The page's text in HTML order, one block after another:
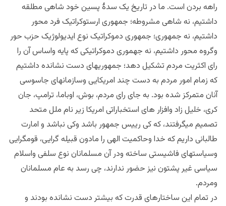
راهه بردن است. ما در تاریخ یک سدۀ پسین خود شاهی مطلقه
داشتیم، نه شاهی مشروطه؛ جمهوری ارستوکراتیک فرد محور
داشتیم، نه جمهوری؛ جمهوری دموکراتیک نوع ایدیولوژیک حزب حور
وگروه محور داشتیم، نه جهموری دموکراتیکی که پایه واساس آن را
رای اکثریت مردم تشکیل دهد؛ جمهوریهای دست نشانده داشتیم
که زمام امور مردم به دست چند امریکایی وسازمانهای جاسوسی
آنان متمرکز شده بود. به جای رای مردم، بوش، اوباما، ترامپ، جان
کری، خلیل زاد وافزار های استخباراتی امریکا زیر نام ملل متحد
تصمیم میگرفتند، که کی رییس جمهور باشد وکی نباشد و امارت
طالبانی داریم که خدا وحاکمیت الهی را مادون قبیله گرایی، قومگرایی
وسیاستهای فاشیستی ساخته ودر آن مسلمانان نوع سلفی واسلام
سیاسی غیر پشتون نیز حضور ندارند، چی رسد به عام مسلمانان
ومردم.
در تمام این ساختارهای قدرت که بیشتر دست نشانده بودند و